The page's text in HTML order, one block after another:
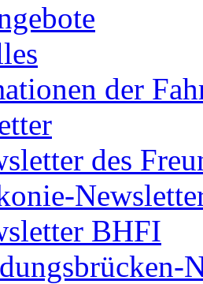
der
des
BHFI